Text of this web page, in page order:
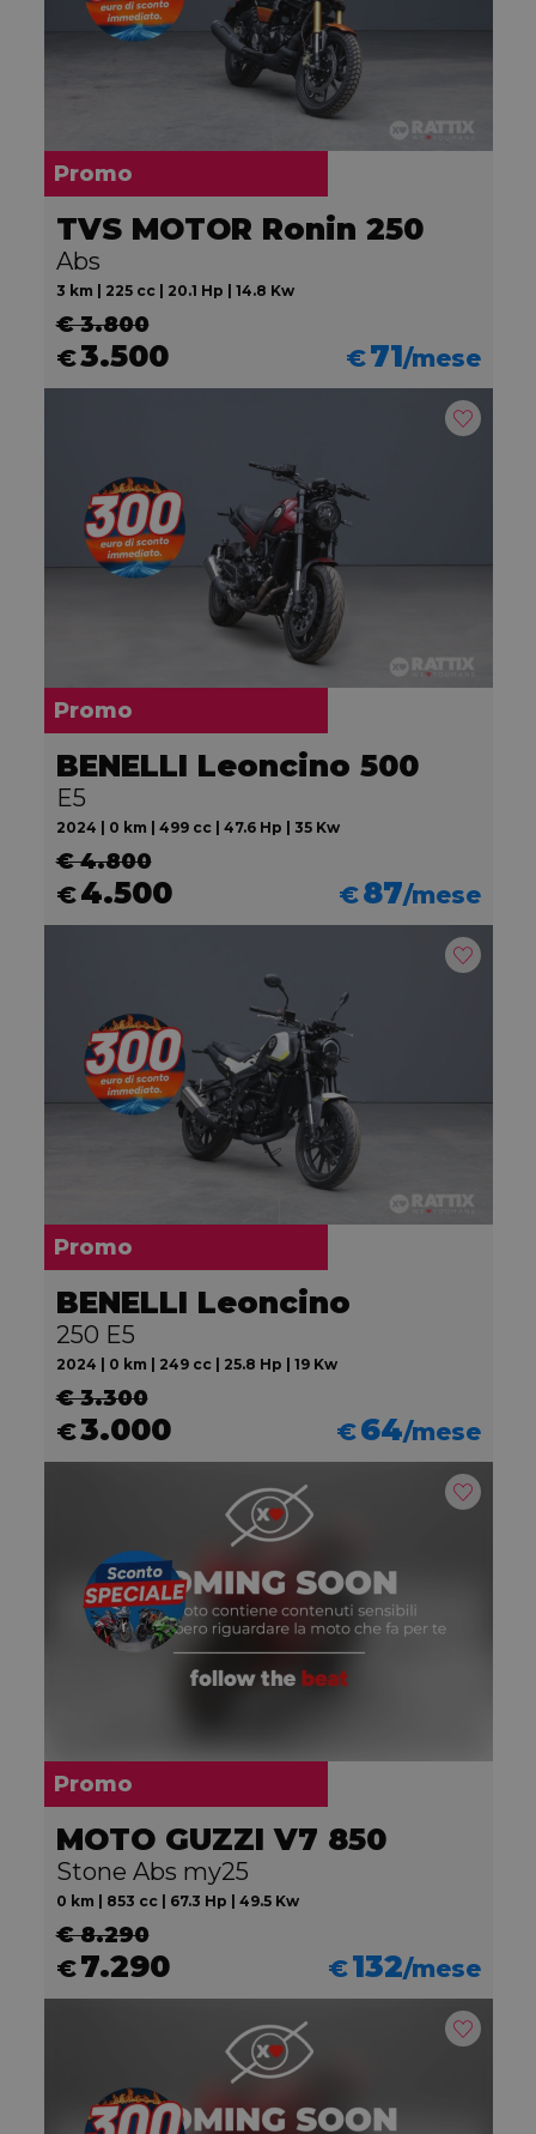
Promo
TVS MOTOR Ronin 250
Abs
3 km | 225 cc | 20.1 Hp | 14.8 Kw
€ 3.800
€3.500 €71/mese
Promo
BENELLI Leoncino 500
E5
2024 | 0 km | 499 cc | 47.6 Hp | 35 Kw
€ 4.800
€4.500 €87/mese
Promo
BENELLI Leoncino
250 E5
2024 | 0 km | 249 cc | 25.8 Hp | 19 Kw
€ 3.300
€3.000 €64/mese
Promo
MOTO GUZZI V7 850
Stone Abs my25
0 km | 853 cc | 67.3 Hp | 49.5 Kw
€ 8.290
€7.290 €132/mese